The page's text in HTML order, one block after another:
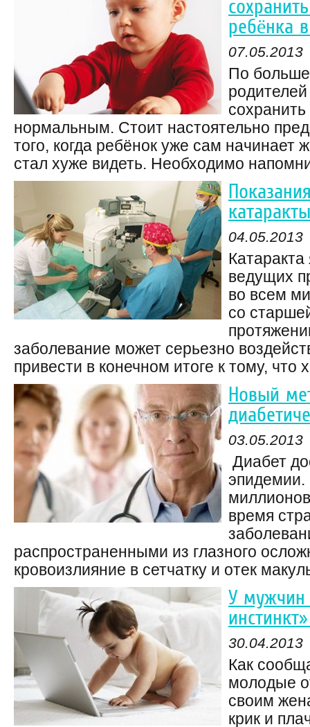
ребёнка
07.05.2013
По
родителей
нормальным. Стоит настоятельно
того, когда ребёнок уже сам начинает
стал хуже видеть. Необходимо
катаракты
04.05.2013
Катаракта
ведущих
во всем
со
заболевание может серьезно
привести в конечном итоге к тому, что
Новый
03.05.2013
Диабет
эпидемии.
время
распространенными из глазного
кровоизлияние в сетчатку и отек
У мужчин
30.04.2013
Как
молодые
своим
крик и